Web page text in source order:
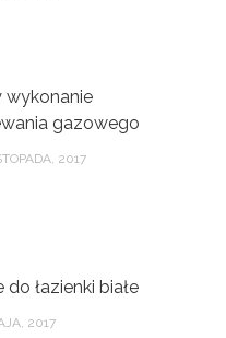
wykonanie
gazowego
2017
do łazienki białe
2017